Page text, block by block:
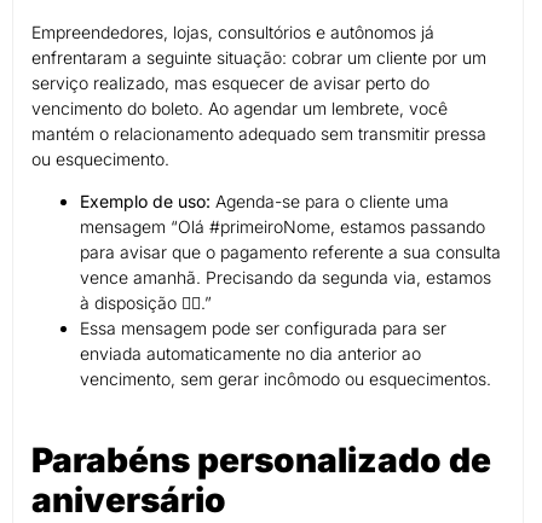
Empreendedores, lojas, consultórios e autônomos já
enfrentaram a seguinte situação: cobrar um cliente por um
serviço realizado, mas esquecer de avisar perto do
vencimento do boleto. Ao agendar um lembrete, você
mantém o relacionamento adequado sem transmitir pressa
ou esquecimento.
Exemplo de uso: Agenda-se para o cliente uma
mensagem “Olá #primeiroNome, estamos passando
para avisar que o pagamento referente a sua consulta
vence amanhã. Precisando da segunda via, estamos
à disposição 👍🏼.”
Essa mensagem pode ser configurada para ser
enviada automaticamente no dia anterior ao
vencimento, sem gerar incômodo ou esquecimentos.
Parabéns personalizado de
aniversário